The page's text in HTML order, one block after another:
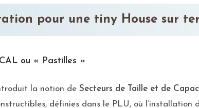
pour une tiny House sur
ou « Pastilles »
la notion de Secteurs de Taille et de
définies dans le PLU, où